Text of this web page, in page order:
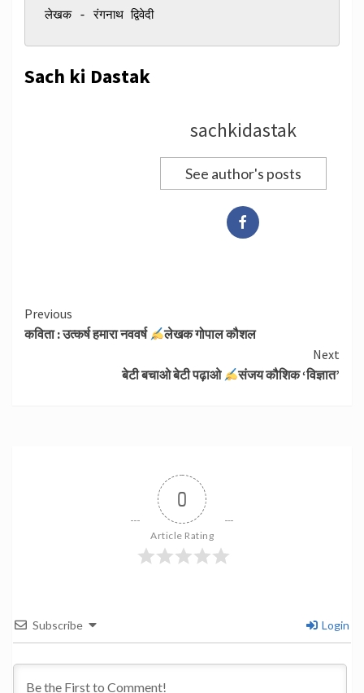
लेखक - रंगनाथ द्विवेदी
Sach ki Dastak
sachkidastak
See author's posts
Continue
Reading
Previous
कविता : उत्कर्ष हमारा नववर्ष
लेखक गोपाल कौशल
Next
बेटी बचाओ बेटी पढ़ाओ
संजय कौशिक ‘विज्ञात’
0
Article Rating
Subscribe Login